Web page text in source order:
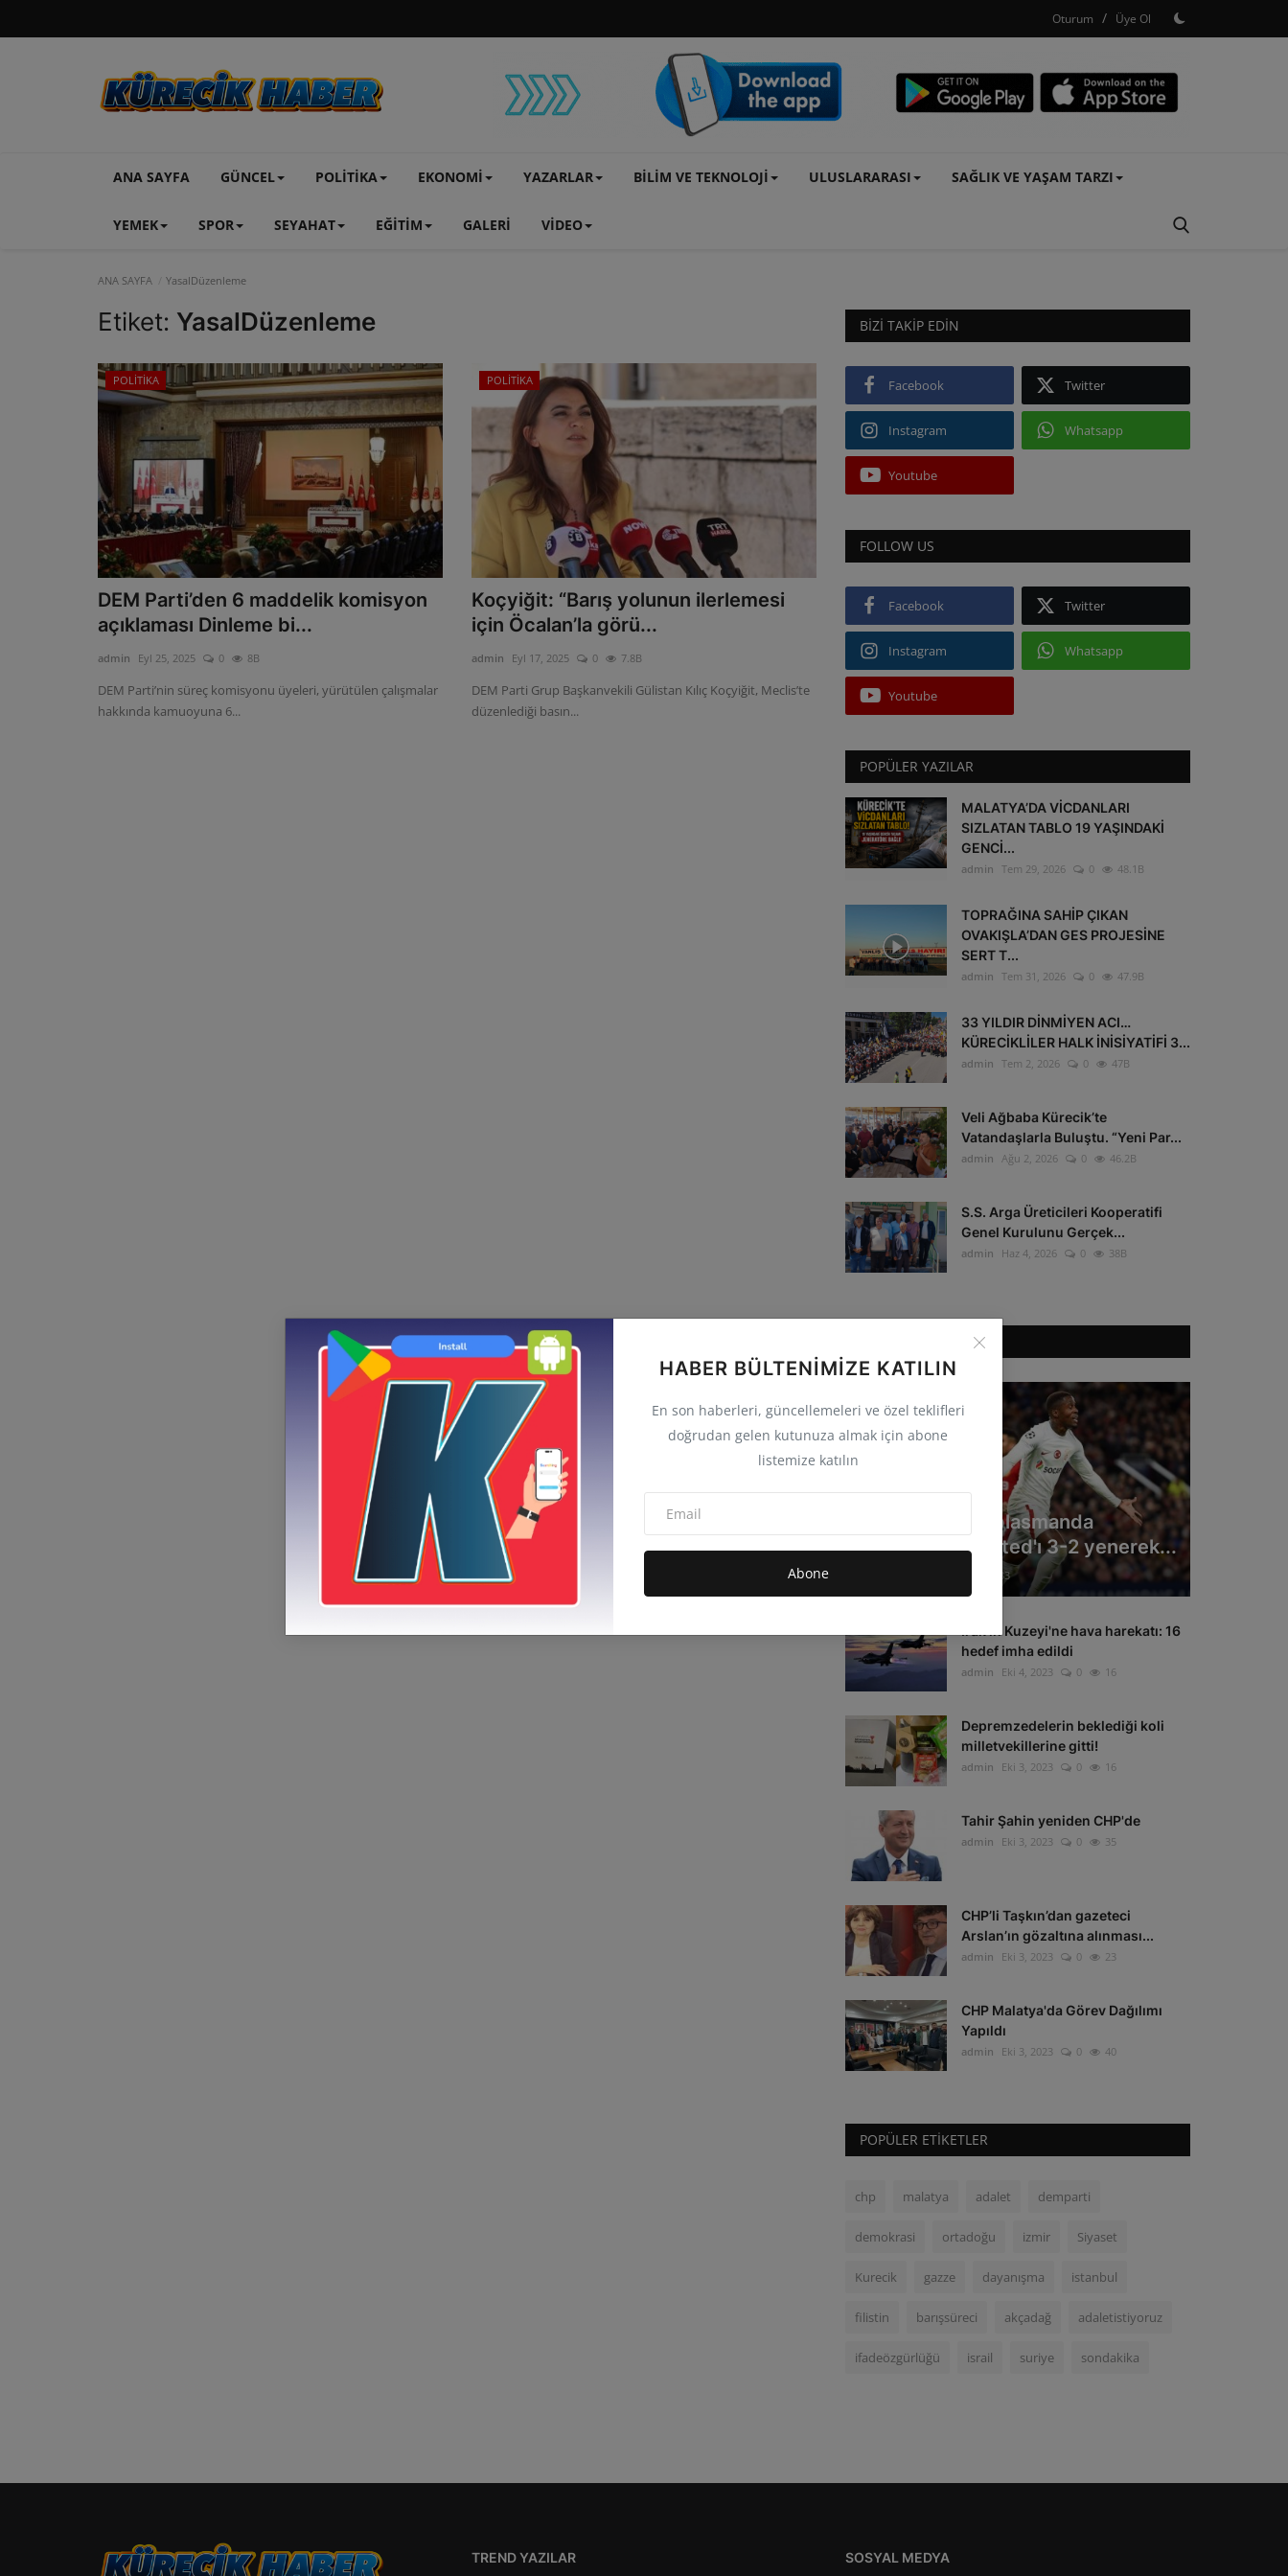
Oturum / Üye Ol
ANA SAYFA GÜNCEL POLİTİKA EKONOMİ YAZARLAR BİLİM VE TEKNOLOJİ ULUSLARARASI SAĞLIK VE YAŞAM TARZI
YEMEK SPOR SEYAHAT EĞİTİM GALERİ VİDEO
HABER BÜLTENIMIZE KATILIN
En son haberleri, güncellemeleri ve özel teklifleri
doğrudan gelen kutunuza almak için abone
listemize katılın
Abone
ANA SAYFA YasalDüzenleme
Etiket: YasalDüzenleme
POLİTİKA
DEM Parti’den 6 maddelik komisyon
açıklaması Dinleme bi...
admin Eyl 25, 2025 0 8B
DEM Parti’nin süreç komisyonu üyeleri, yürütülen çalışmalar
hakkında kamuoyuna 6...
POLİTİKA
Koçyiğit: “Barış yolunun ilerlemesi
için Öcalan’la görü...
admin Eyl 17, 2025 0 7.8B
DEM Parti Grup Başkanvekili Gülistan Kılıç Koçyiğit, Meclis’te
düzenlediği basın...
BIZI TAKIP EDIN
Facebook Twitter
Instagram Whatsapp
Youtube
FOLLOW US
Facebook Twitter
Instagram Whatsapp
Youtube
POPÜLER YAZILAR
MALATYA’DA VİCDANLARI
SIZLATAN TABLO 19 YAŞINDAKİ
GENCİ...
admin Tem 29, 2026 0 48.1B
TOPRAĞINA SAHİP ÇIKAN
OVAKIŞLA’DAN GES PROJESİNE
SERT T...
admin Tem 31, 2026 0 47.9B
33 YILDIR DİNMİYEN ACI…
KÜRECİKLİLER HALK İNİSİYATİFİ 3...
admin Tem 2, 2026 0 47B
Veli Ağbaba Kürecik’te
Vatandaşlarla Buluştu. “Yeni Par...
admin Ağu 2, 2026 0 46.2B
S.S. Arga Üreticileri Kooperatifi
Genel Kurulunu Gerçek...
admin Haz 4, 2026 0 38B
ÖNERILEN HABERLER
GÜNCEL
Galatasaray deplasmanda
Manchester United'ı 3-2 yenerek...
33
Irak'ın Kuzeyi'ne hava harekatı: 16
hedef imha edildi
admin Eki 4, 2023 0 16
Depremzedelerin beklediği koli
milletvekillerine gitti!
admin Eki 3, 2023 0 16
Tahir Şahin yeniden CHP'de
admin Eki 3, 2023 0 35
CHP’li Taşkın’dan gazeteci
Arslan’ın gözaltına alınması...
admin Eki 3, 2023 0 23
CHP Malatya'da Görev Dağılımı
Yapıldı
admin Eki 3, 2023 0 40
POPÜLER ETIKETLER
chp malatya adalet demparti
demokrasi ortadoğu izmir Siyaset
Kurecik gazze dayanışma istanbul
filistin barışsüreci akçadağ adaletistiyoruz
ifadeözgürlüğü israil suriye sondakika
TREND YAZILAR SOSYAL MEDYA